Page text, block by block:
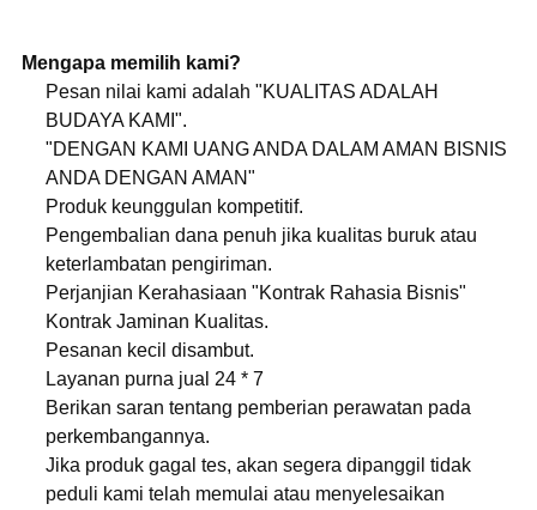
Mengapa memilih kami?
Pesan nilai kami adalah "KUALITAS ADALAH
BUDAYA KAMI".
"DENGAN KAMI UANG ANDA DALAM AMAN BISNIS
ANDA DENGAN AMAN"
Produk keunggulan kompetitif.
Pengembalian dana penuh jika kualitas buruk atau
keterlambatan pengiriman.
Perjanjian Kerahasiaan "Kontrak Rahasia Bisnis"
Kontrak Jaminan Kualitas.
Pesanan kecil disambut.
Layanan purna jual 24 * 7
Berikan saran tentang pemberian perawatan pada
perkembangannya.
Jika produk gagal tes, akan segera dipanggil tidak
peduli kami telah memulai atau menyelesaikan